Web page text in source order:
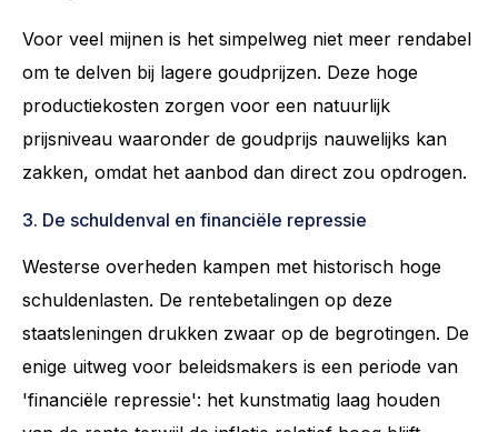
Voor veel mijnen is het simpelweg niet meer rendabel
om te delven bij lagere goudprijzen. Deze hoge
productiekosten zorgen voor een natuurlijk
prijsniveau waaronder de goudprijs nauwelijks kan
zakken, omdat het aanbod dan direct zou opdrogen.
3. De schuldenval en financiële repressie
Westerse overheden kampen met historisch hoge
schuldenlasten. De rentebetalingen op deze
staatsleningen drukken zwaar op de begrotingen. De
enige uitweg voor beleidsmakers is een periode van
'financiële repressie': het kunstmatig laag houden